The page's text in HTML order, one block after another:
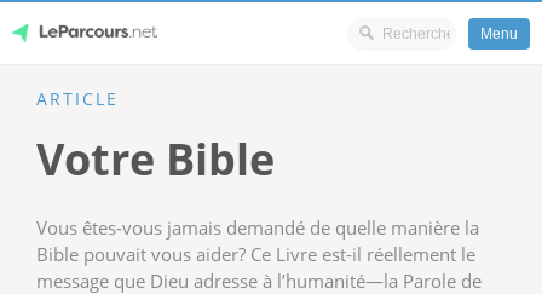
content
LeParcours.net
Menu
ARTICLE
Votre Bible
Vous êtes-vous jamais demandé de quelle manière la
Bible pouvait vous aider? Ce Livre est-il réellement le
message que Dieu adresse à l’humanité—la Parole de